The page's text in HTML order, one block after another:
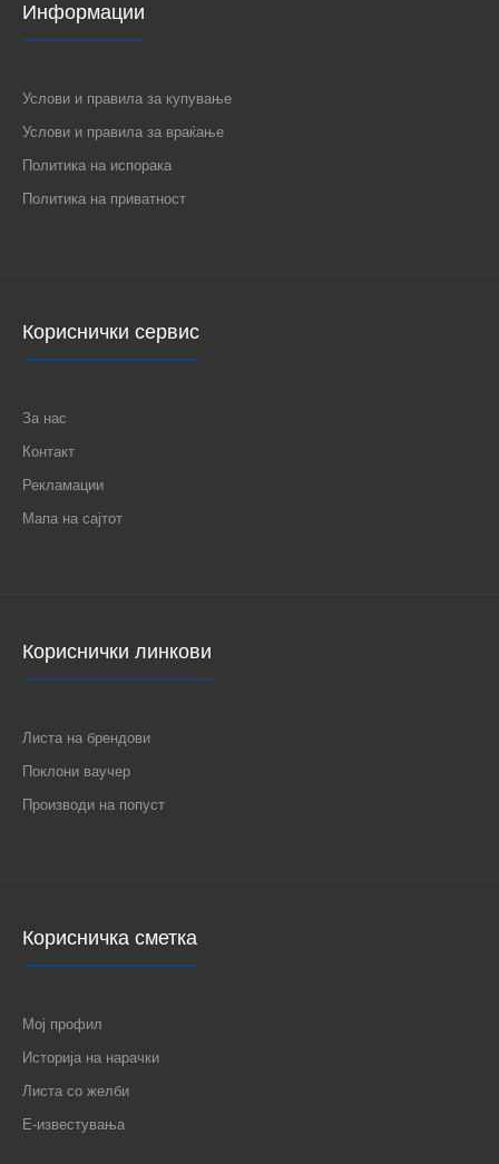
Информации
Услови и правила за купување
Услови и правила за враќање
Политика на испорака
Политика на приватност
Кориснички сервис
За нас
Контакт
Рекламации
Мапа на сајтот
Кориснички линкови
Листа на брендови
Поклони ваучер
Производи на попуст
Корисничка сметка
Мој профил
Историја на нарачки
Листа со желби
Е-известувања